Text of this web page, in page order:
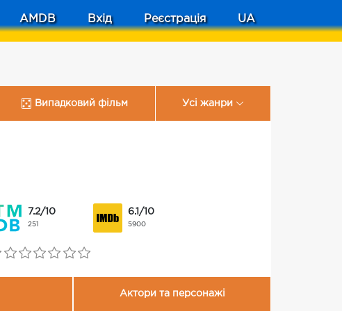
AMDB Вхід Реєстрація UA
Випадковий фільм Усі жанри
7.2/10
251
6.1/10
5900
Актори та персонажі